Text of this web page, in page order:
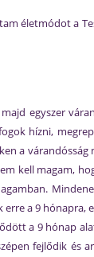
életmódot a
egyszer
hízni,
a
kell magam,
a 9 hónapra,
a 9 hónap
fejlődik és